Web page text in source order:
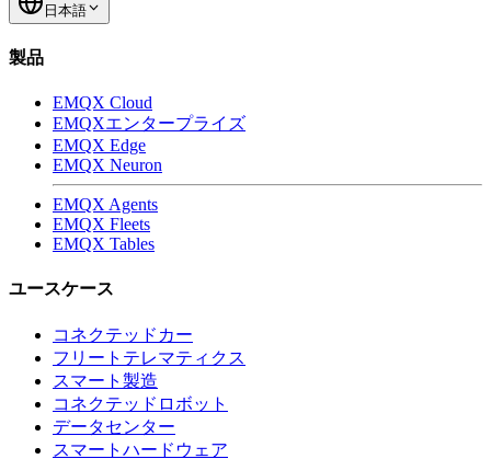
日本語
製品
EMQX Cloud
EMQXエンタープライズ
EMQX Edge
EMQX Neuron
EMQX Agents
EMQX Fleets
EMQX Tables
ユースケース
コネクテッドカー
フリートテレマティクス
スマート製造
コネクテッドロボット
データセンター
スマートハードウェア